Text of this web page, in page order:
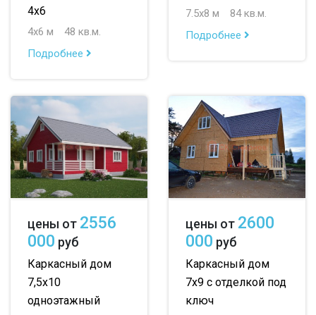
4х6
4х6 м
48 кв.м.
Подробнее
7.5х8 м
84 кв.м.
Подробнее
цены от 2556
000 руб
Каркасный дом
7,5х10
одноэтажный
цены от 2600
000 руб
Каркасный дом
7х9 с отделкой под
ключ